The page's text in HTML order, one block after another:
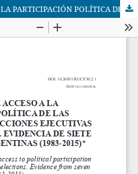
CONDICIONES DE ACCESO A LA PARTICIPACIÓN POLÍTICA DE LAS MUJERES EN ELECCIONES EJECUTIVAS SUBNACIONALES. EVIDENCIA DE SIETE PROVINCIAS ARGENTINAS (1983-2015)